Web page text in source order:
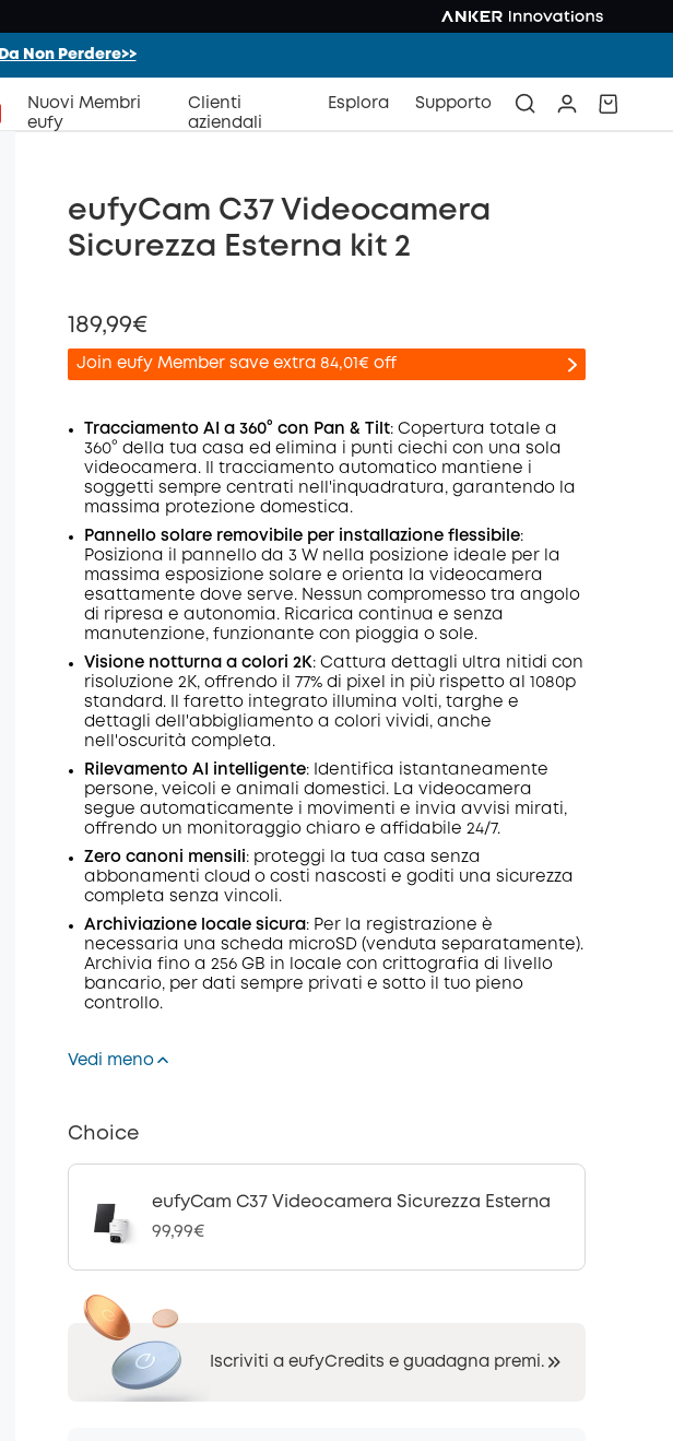
Da Non Perdere>>
Nuovi Membri
eufy
Clienti
aziendali
Esplora Supporto
eufyCam C37 Videocamera
Sicurezza Esterna kit 2
189,99€
Join eufy Member save extra 84,01€ off
di sconto
Codice:
COPIA
Tracciamento AI a 360° con Pan & Tilt: Copertura totale a
360° della tua casa ed elimina i punti ciechi con una sola
videocamera. Il tracciamento automatico mantiene i
soggetti sempre centrati nell'inquadratura, garantendo la
massima protezione domestica.
Pannello solare removibile per installazione flessibile:
Posiziona il pannello da 3 W nella posizione ideale per la
massima esposizione solare e orienta la videocamera
esattamente dove serve. Nessun compromesso tra angolo
di ripresa e autonomia. Ricarica continua e senza
manutenzione, funzionante con pioggia o sole.
Visione notturna a colori 2K: Cattura dettagli ultra nitidi con
risoluzione 2K, offrendo il 77% di pixel in più rispetto al 1080p
standard. Il faretto integrato illumina volti, targhe e
dettagli dell'abbigliamento a colori vividi, anche
nell'oscurità completa.
Rilevamento AI intelligente: Identifica istantaneamente
persone, veicoli e animali domestici. La videocamera
segue automaticamente i movimenti e invia avvisi mirati,
offrendo un monitoraggio chiaro e affidabile 24/7.
Zero canoni mensili : proteggi la tua casa senza
abbonamenti cloud o costi nascosti e goditi una sicurezza
completa senza vincoli.
Archiviazione locale sicura : Per la registrazione è
necessaria una scheda microSD (venduta separatamente).
Archivia fino a 256 GB in locale con crittografia di livello
bancario, per dati sempre privati e sotto il tuo pieno
controllo.
Vedi meno
Choice
eufyCam C37 Videocamera Sicurezza Esterna
99,99€
Iscriviti a eufyCredits e guadagna premi.